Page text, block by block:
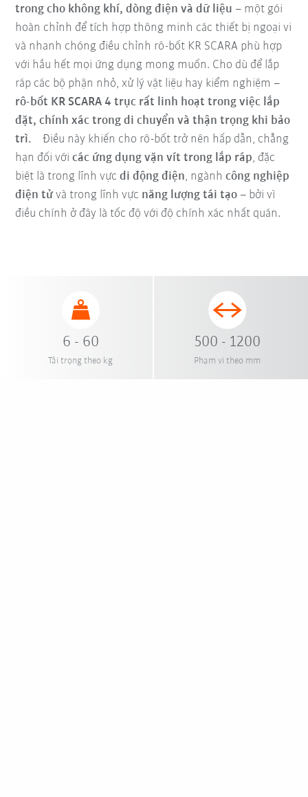
trong cho không khí, dòng điện và dữ liệu – một gói
hoàn chỉnh để tích hợp thông minh các thiết bị ngoại vi
và nhanh chóng điều chỉnh rô-bốt KR SCARA phù hợp
với hầu hết mọi ứng dụng mong muốn. Cho dù để lắp
ráp các bộ phận nhỏ, xử lý vật liệu hay kiểm nghiệm –
rô-bốt KR SCARA 4 trục rất linh hoạt trong việc lắp
đặt, chính xác trong di chuyển và thận trọng khi bảo
trì.
Điều này khiến cho rô-bốt trở nên hấp dẫn, chẳng
hạn đối vớicác ứng dụng vặn vít trong lắp ráp, đặc
biệt là trong lĩnh vựcdi động điện, ngànhcông nghiệp
điện tửvà trong lĩnh vực năng lượng tái tạo – bởi vì
điều chính ở đây là tốc độ với độ chính xác nhất quán.
6 - 60
Tải trọng theo kg
500 - 1200
Phạm vi theo mm